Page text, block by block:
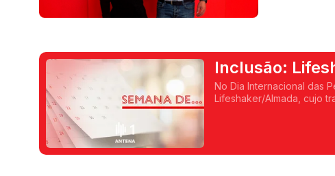
Inclusão:
No Dia Internacional das
Lifeshaker/Almada, cujo